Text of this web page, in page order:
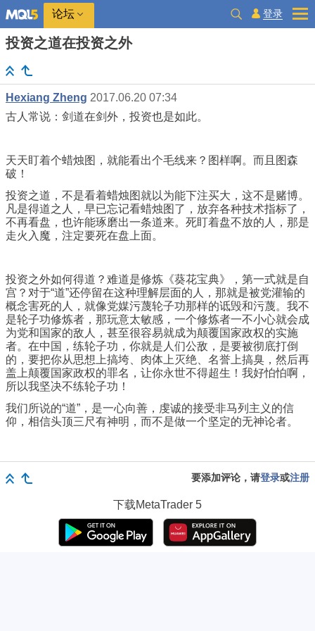
论坛 登录
投资之道在投资之外
Hexiang Zheng 2017.06.20 07:34
古人常说：剑道在剑外，投资也是如此。
天天盯着个蜡烛图，就能看出个毛线来？图样啊。而且图森
破！
投资之道，不是看着蜡烛图就以为能下注买大，这不是赌博。
凡是得道之人，早已忘记看蜡烛图了，放弃各种技术指标了，
不再看盘，也许能琢磨出一条道来。死盯着盘不放的人，那是
走火入魔，注定要死在盘上面。
投资之外如何得道？难道是修炼《葵花宝典》，第一式就是自
宫？对于“道”还停留在这种理解层面的人，那就是被党灌输的
概念害死的人，就像党媒污蔑轮子功那样的诋毁和污蔑。我不
是轮子功修炼者，那玩意太敏感，一个修炼者一不小心就会成
为党和国家的敌人，甚至很容易就成为颠覆国家政权的实施
者。在中国，练轮子功，你就是人们公敌，是要被彻底打倒
的，要把你从思想上搞垮、肉体上灭绝、名誉上搞臭，然后再
盖上颠覆国家政权的罪名，让你永世不得超生！我好怕怕啊，
所以我坚决不练轮子功！
我们所说的“道”，是一心向善，虔诚的接受非马列主义的信
仰，相信头顶三尺有神明，而不是做一个坚定的无神论者。
要添加评论，请登录或注册
下载MetaTrader 5